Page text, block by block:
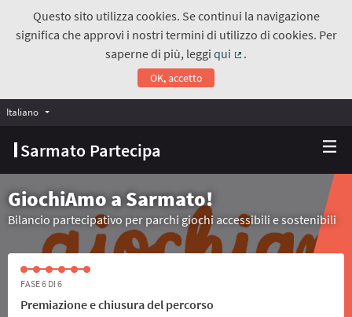
Questo sito utilizza cookies. Se continui la navigazione
significa che approvi i nostri termini di utilizzo di cookies. Per
saperne di più, leggiqui
.
OK, accetto
Sarmato Partecipa
Italiano Choose language
GiochiAmo a Sarmato!
Bilancio partecipativo per parchi giochi accessibili e sostenibili
FASE 6 DI 6
Premiazione e chiusura del percorso